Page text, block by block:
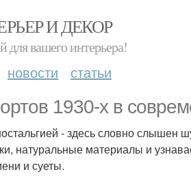
И ДЕКОР
для вашего интерьера!
новости статьи
1930-х в
- здесь словно слышен
натуральные материалы и
и суеты.